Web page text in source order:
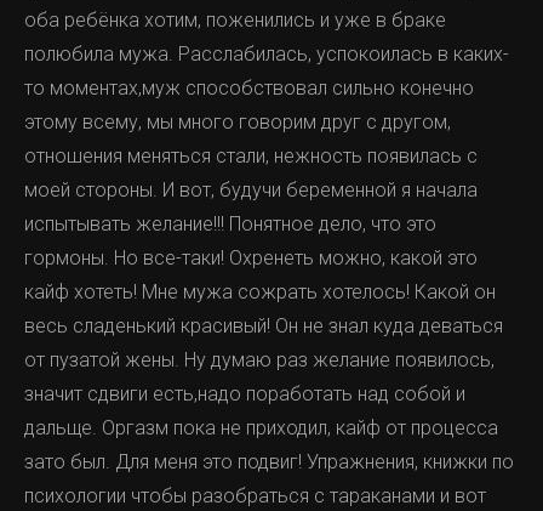
оба ребёнка хотим, поженились и уже в браке
полюбила мужа. Расслабилась, успокоилась в каких-
то моментах,муж способствовал сильно конечно
этому всему, мы много говорим друг с другом,
отношения меняться стали, нежность появилась с
моей стороны. И вот, будучи беременной я начала
испытывать желание!!! Понятное дело, что это
гормоны. Но все-таки! Охренеть можно, какой это
кайф хотеть! Мне мужа сожрать хотелось! Какой он
весь сладенький красивый! Он не знал куда деваться
от пузатой жены. Ну думаю раз желание появилось,
значит сдвиги есть,надо поработать над собой и
дальще. Оргазм пока не приходил, кайф от процесса
зато был. Для меня это подвиг! Упражнения, книжки по
психологии чтобы разобраться с тараканами и вот